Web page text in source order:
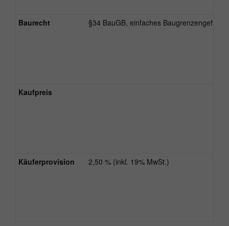
Baurecht §34 BauGB, einfaches Baugrenzengefüge
Kaufpreis
Käuferprovision 2,50 % (inkl. 19% MwSt.)